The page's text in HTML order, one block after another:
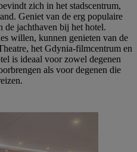
zich in het stadscentrum,
Geniet van de erg populaire
de jachthaven bij het hotel.
willen, kunnen genieten van de
het Gdynia-filmcentrum en
is ideaal voor zowel degenen
als voor degenen die